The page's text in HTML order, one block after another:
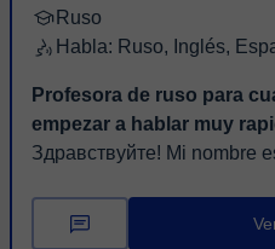
Ruso
Habla: Ruso, Inglés,
Profesora de ruso para
empezar a hablar muy
Здравствуйте! Mi nombre es Yana, soy de Rusia, y